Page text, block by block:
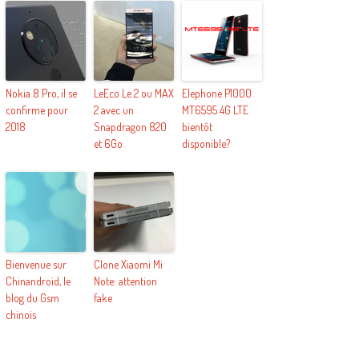
Nokia 8 Pro, il se
confirme pour
2018
LeEco Le 2 ou MAX
2 avec un
Snapdragon 820
et 6Go
Elephone P1000
MT6595 4G LTE
bientôt
disponible?
Bienvenue sur
Chinandroid, le
blog du Gsm
chinois
Clone Xiaomi Mi
Note: attention
fake